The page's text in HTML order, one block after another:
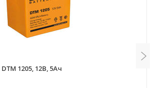
1205, 12В, 5Ач